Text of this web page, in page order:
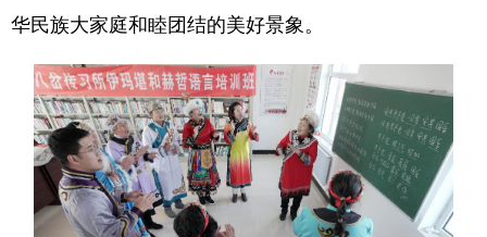
华民族大家庭和睦团结的美好景象。